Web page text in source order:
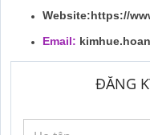
Website:https://
Email:
ĐĂNG